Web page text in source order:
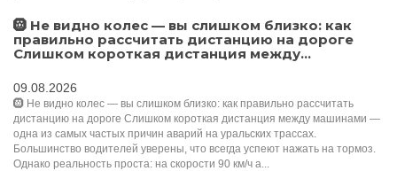
🛞 Не видно колес — вы слишком близко: как
правильно рассчитать дистанцию на дороге
Слишком короткая дистанция между...
09.08.2026
🛞 Не видно колес — вы слишком близко: как правильно рассчитать
дистанцию на дороге Слишком короткая дистанция между машинами —
одна из самых частых причин аварий на уральских трассах.
Большинство водителей уверены, что всегда успеют нажать на тормоз.
Однако реальность проста: на скорости 90 км/ч а...